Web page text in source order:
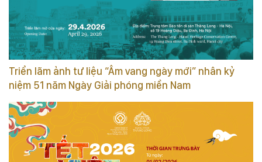
Triển lãm ảnh tư liệu “Âm vang ngày mới” nhân kỷ
niệm 51 năm Ngày Giải phóng miền Nam